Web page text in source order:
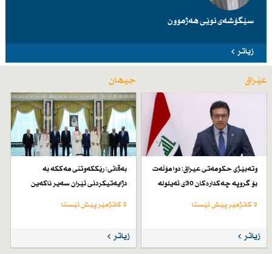
سێگۆشەی نوێی هەژموون
زیاتر
عێراق
وتەبێژی حكومەتی عیراق: دوا مۆڵەت
بۆ گروپە چەكدارەكان 30ی ئەیلولە
2 کاتژمێر پێش ئێستا
زیاتر
جیهان
بەقائی: رێككەوتنی مەككە بە
دژایەتیكردنی ئێران سەیر ناكەین
3 کاتژمێر پێش ئێستا
زیاتر